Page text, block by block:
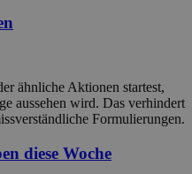
ähnliche Aktionen startest,
aussehen wird. Das verhindert
Formulierungen.
diese Woche